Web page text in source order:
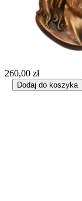
260,00 zł
Dodaj do koszyka